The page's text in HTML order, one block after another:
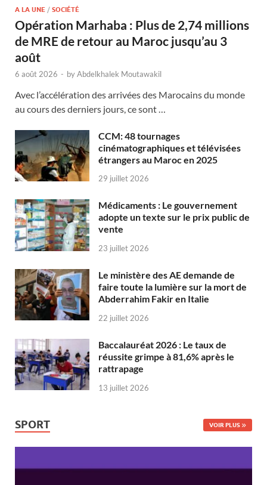
A LA UNE / SOCIÉTÉ
Opération Marhaba : Plus de 2,74 millions
de MRE de retour au Maroc jusqu’au 3
août
6 août 2026 - byAbdelkhalek Moutawakil
Avec l’accélération des arrivées des Marocains du monde
au cours des derniers jours, ce sont …
CCM: 48 tournages
cinématographiques et télévisées
étrangers au Maroc en 2025
29 juillet 2026
Médicaments : Le gouvernement
adopte un texte sur le prix public de
vente
23 juillet 2026
Le ministère des AE demande de
faire toute la lumière sur la mort de
Abderrahim Fakir en Italie
22 juillet 2026
Baccalauréat 2026 : Le taux de
réussite grimpe à 81,6% après le
rattrapage
13 juillet 2026
SPORT VOIR PLUS